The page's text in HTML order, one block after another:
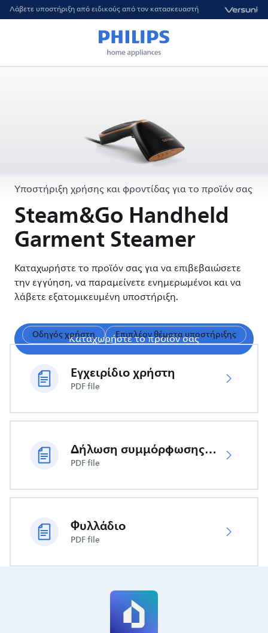
Λάβετε υποστήριξη από ειδικούς από τον κατασκευαστή
Υποστήριξη χρήσης και φροντίδας για το προϊόν σας
Steam&Go Handheld
Garment Steamer
Καταχωρήστε το προϊόν σας για να επιβεβαιώσετε
την εγγύηση, να παραμείνετε ενημερωμένοι και να
λάβετε εξατομικευμένη υποστήριξη.
Καταχωρήστε το προϊόν σας
Οδηγός χρήστη Επιπλέον θέματα υποστήριξης
Εγχειρίδιο χρήστη
PDF file
Δήλωση συμμόρφωσης ΕΕ
PDF file
Φυλλάδιο
PDF file